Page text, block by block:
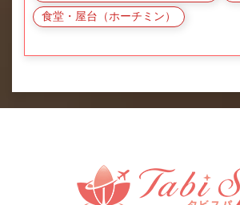
食堂・屋台（ホーチミン）